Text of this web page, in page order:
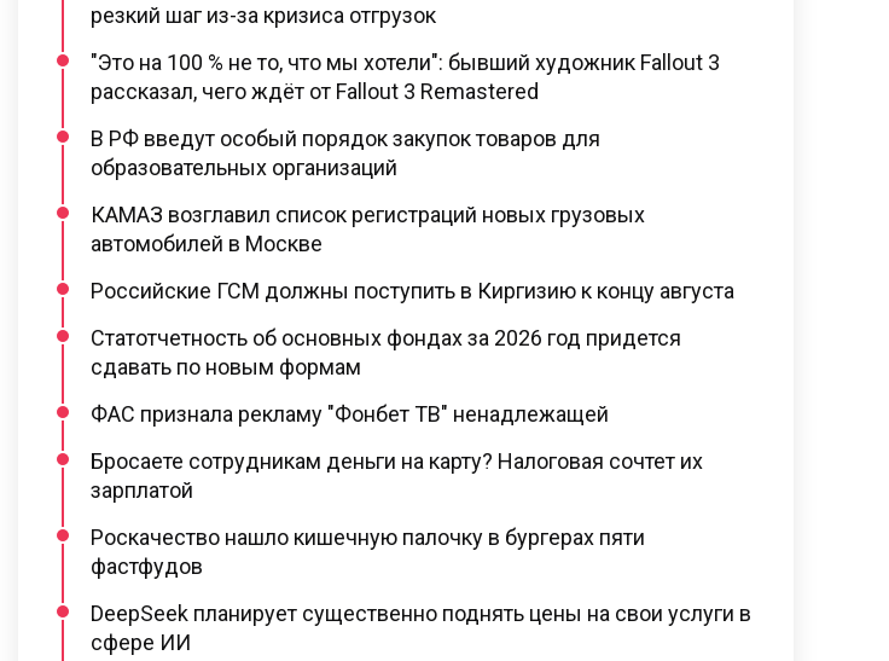
резкий шаг из-за кризиса отгрузок
"Это на 100 % не то, что мы хотели": бывший художник Fallout 3
рассказал, чего ждёт от Fallout 3 Remastered
В РФ введут особый порядок закупок товаров для
образовательных организаций
КАМАЗ возглавил список регистраций новых грузовых
автомобилей в Москве
Российские ГСМ должны поступить в Киргизию к концу августа
Статотчетность об основных фондах за 2026 год придется
сдавать по новым формам
ФАС признала рекламу "Фонбет ТВ" ненадлежащей
Бросаете сотрудникам деньги на карту? Налоговая сочтет их
зарплатой
Роскачество нашло кишечную палочку в бургерах пяти
фастфудов
DeepSeek планирует существенно поднять цены на свои услуги в
сфере ИИ